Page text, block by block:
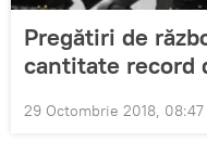
Pregătiri de
cantitate record
29 Octombrie 2018, 08:47